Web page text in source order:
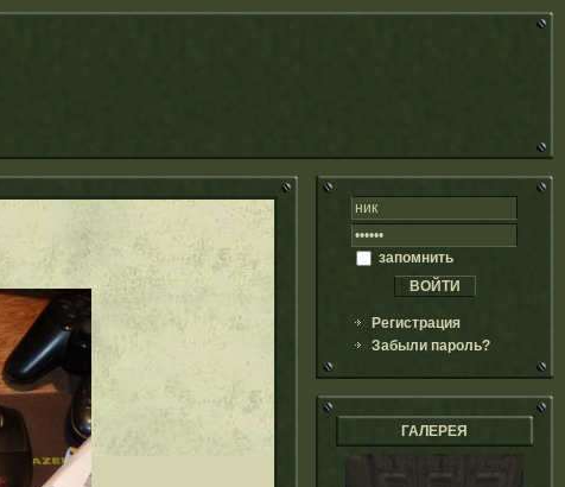
запомнить
Регистрация
Забыли пароль?
ГАЛЕРЕЯ